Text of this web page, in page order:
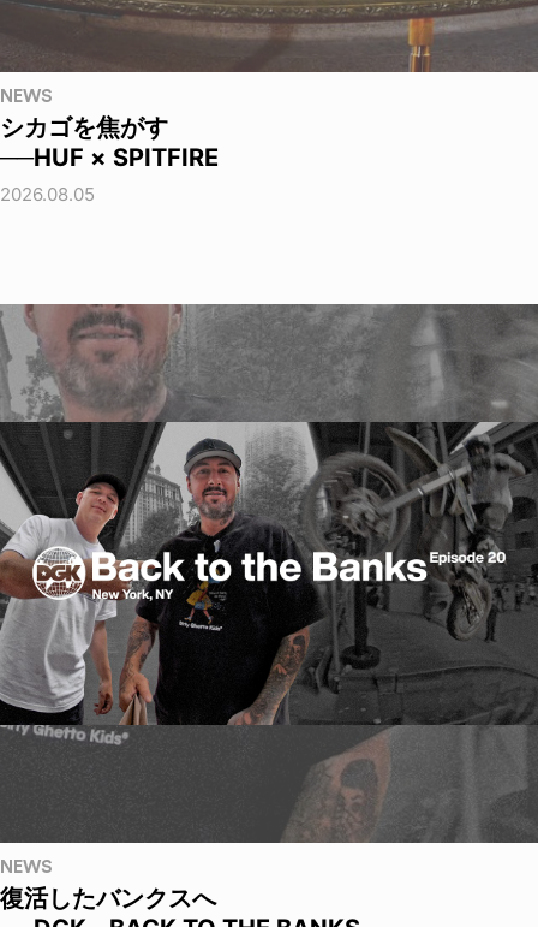
NEWS
シカゴを焦がす
──HUF × SPITFIRE
2026.08.05
NEWS
復活したバンクスへ